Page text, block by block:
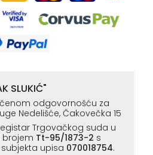
SLUKIĆ"
odgovornošću za
Nedelišće, Čakovečka 15
Trgovačkog suda u
brojem Tt-95/1873-2 s
upisa 070018754.